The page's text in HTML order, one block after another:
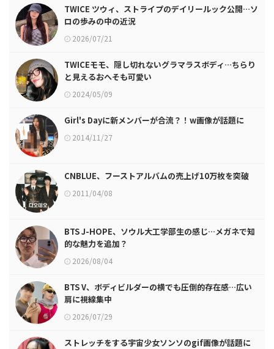
TWICE ツウィ、ストライプのデイリールック公開…ソ
ロの歩みの中の近況
2026/07/21
TWICEモモ、隠し切れないグラマラスボディ…ちらり
と見えるおへそも可愛い
2024/05/09
Girl's Dayに新メンバーが合流？！w画像が話題に
2014/11/27
CNBLUE、フーストアルバムの売上げ10万枚を突破
2011/04/08
BTS J-HOPE、ソウル大工学部生の感じ…メガネで知
的な魅力を追加？
2026/08/04
BTS V、ボディビルダーの横でも圧倒的存在感…広い
肩に視線集中
2026/07/29
ストレッチをする宇宙少女ソンソのgif画像が話題に